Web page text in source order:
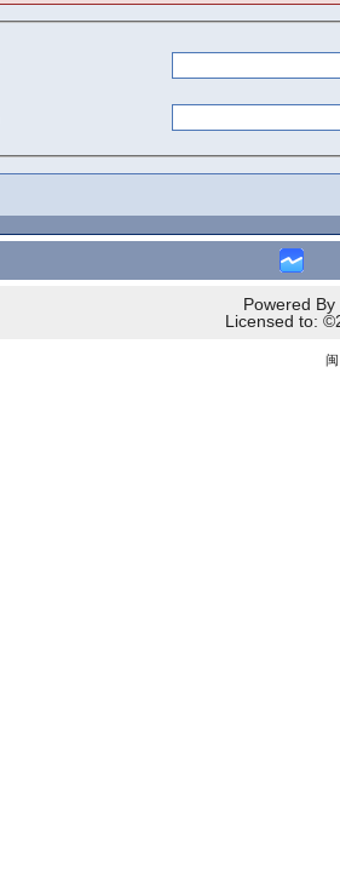
Powered
Licensed to: